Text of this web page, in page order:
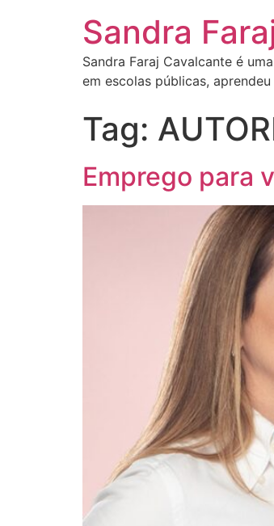
Sandra
Sandra Faraj Cavalcante é
em escolas públicas,
Tag:
Emprego para